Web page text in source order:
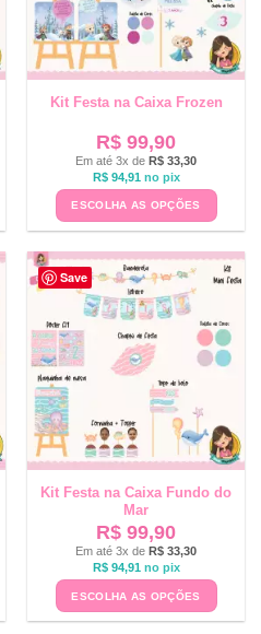
Kit Festa na Caixa Frozen
R$ 99,90
Em até 3x de R$ 33,30
R$94,91 no pix
ESCOLHA AS OPÇÕES
Save
Kit Festa na Caixa Fundo do
Mar
R$ 99,90
Em até 3x de R$ 33,30
R$94,91 no pix
ESCOLHA AS OPÇÕES